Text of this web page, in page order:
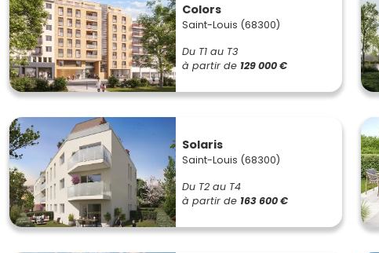
Colors
Saint-Louis (68300)
Du T1 au T3
à partir de 129 000 €
Solaris
Saint-Louis (68300)
Du T2 au T4
à partir de 163 600 €